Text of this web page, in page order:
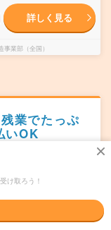
詳しく見る
業部（全国）
業でたっぷ
いOK
け取ろう！